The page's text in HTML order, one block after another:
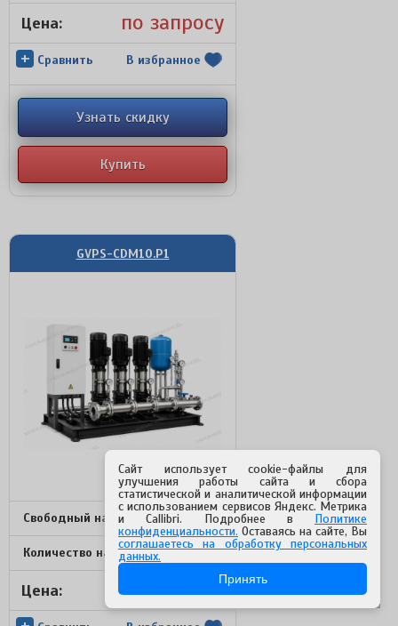
Цена: по запросу
+ Сравнить В избранное
Узнать скидку
Купить
GVPS-CDM10.P1
Свободный напор, мвс:10 - 245
Количество насосов, шт:1
Цена: по запросу
Сайт использует cookie-файлы для
улучшения работы сайта и сбора
статистической и аналитической информации
с использованием сервисов Яндекс. Метрика
и Callibri. Подробнее в Политике
конфиденциальности. Оставаясь на сайте, Вы
соглашаетесь на обработку персональных
данных.
Принять